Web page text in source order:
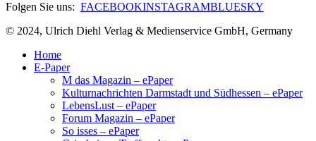
Folgen Sie uns: FACEBOOKINSTAGRAMBLUESKY
© 2024, Ulrich Diehl Verlag & Medienservice GmbH, Germany
Home
E-Paper
M das Magazin – ePaper
Kulturnachrichten Darmstadt und Südhessen – ePaper
LebensLust – ePaper
Forum Magazin – ePaper
So isses – ePaper